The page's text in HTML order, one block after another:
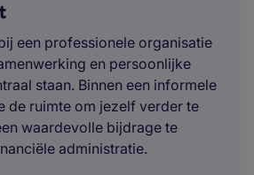
een professionele organisatie
en persoonlijke
staan. Binnen een informele
de ruimte om jezelf verder te
waardevolle bijdrage te
administratie.